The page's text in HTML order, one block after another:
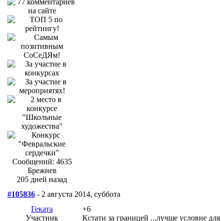
Сообщений: 4635
Брежнев
205 дней назад
#105836 - 2 августа 2014, суббота
Геката
Участник
+6
Кстати за границей ...лучше условие